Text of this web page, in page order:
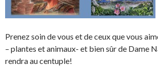
Prenez soin de vous et de ceux que vous
– plantes et animaux- et bien sûr de Dame
rendra au centuple!